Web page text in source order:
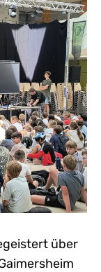
über